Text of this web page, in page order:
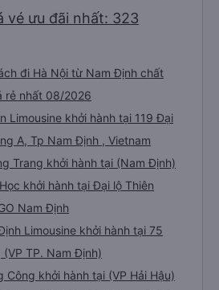
vé ưu đãi nhất: 323
đi Hà Nội từ Nam Định chất
rẻ nhất 08/2026
Limousine khởi hành tại 119 Đại
A, Tp Nam Định , Vietnam
Trang khởi hành tại (Nam Định)
khởi hành tại Đại lộ Thiên
Nam Định
Limousine khởi hành tại 75
(VP TP. Nam Định)
Công khởi hành tại (VP Hải Hậu)